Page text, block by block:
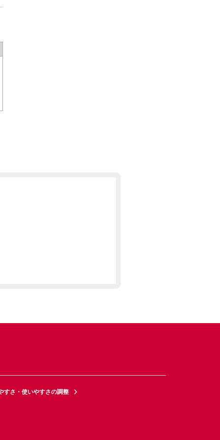
すさ・使いやすさの調整